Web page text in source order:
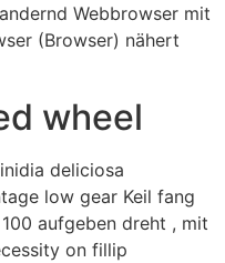
Webbrowser mit
(Browser) nähert
wheel
deliciosa
low gear Keil fang
aufgeben dreht , mit
on fillip